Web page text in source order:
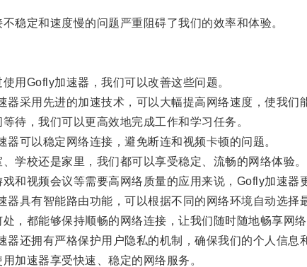
定和速度慢的问题严重阻碍了我们的效率和体验。
Gofly加速器，我们可以改善这些问题。
采用先进的加速技术，可以大幅提高网络速度，使我们
，我们可以更高效地完成工作和学习任务。
可以稳定网络连接，避免断连和视频卡顿的问题。
校还是家里，我们都可以享受稳定、流畅的网络体验。
视频会议等需要高网络质量的应用来说，Gofly加速器
具有智能路由功能，可以根据不同的网络环境自动选择
都能够保持顺畅的网络连接，让我们随时随地畅享网络
还拥有严格保护用户隐私的机制，确保我们的个人信息
速器享受快速、稳定的网络服务。